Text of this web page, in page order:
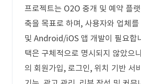
프로젝트는 O2O 중개 및 예약 플
축을 목표로 하며, 사용자와 업체
및 Android/iOS 앱 개발이 필요합
택은 구체적으로 명시되지 않았으
의 회원가입, 로그인, 위치 기반 서